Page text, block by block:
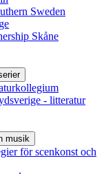
Sweden
Skåne
- litteratur
musik
för scenkonst och